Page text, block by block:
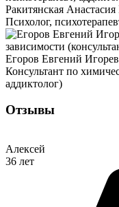
Ракитянская
Психолог,
Егоров Евгений
Консультант по
аддиктолог)
Отзывы
Алексей
36 лет